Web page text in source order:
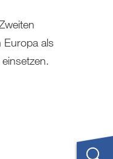
Europa als